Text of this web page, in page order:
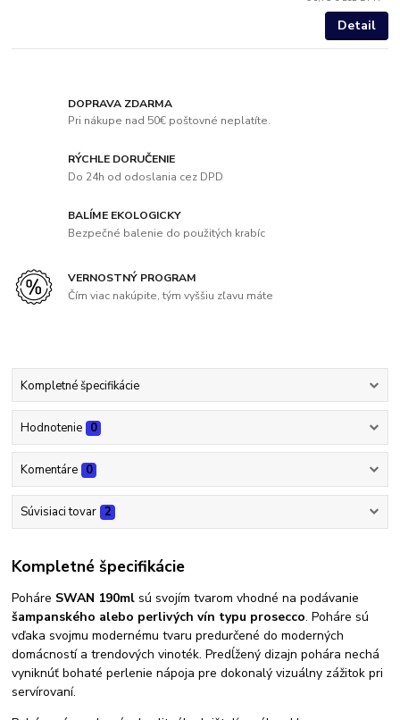
Detail
DOPRAVA ZDARMA
Pri nákupe nad 50€ poštovné neplatíte.
RÝCHLE DORUČENIE
Do 24h od odoslania cez DPD
BALÍME EKOLOGICKY
Bezpečné balenie do použitých krabíc
VERNOSTNÝ PROGRAM
Čím viac nakúpite, tým vyššiu zľavu máte
Kompletné špecifikácie
Hodnotenie 0
Komentáre 0
Súvisiaci tovar 2
Kompletné špecifikácie
Poháre SWAN 190ml sú svojím tvarom vhodné na podávanie
šampanského alebo perlivých vín typu prosecco. Poháre sú
vďaka svojmu modernému tvaru predurčené do moderných
domácností a trendových vinoték. Predĺžený dizajn pohára nechá
vyniknúť bohaté perlenie nápoja pre dokonalý vizuálny zážitok pri
servírovaní.